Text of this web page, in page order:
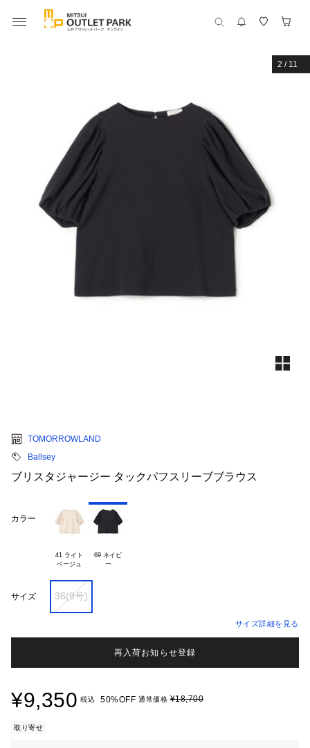
2 / 11
TOMORROWLAND
Ballsey
ブリスタジャージー タックパフスリーブブラウス
カラー
41 ライト
69 ネイビ
ー
サイズ 36(9号)
サイズ詳細を見る
再入荷お知らせ登録
¥9,350 税込 50%OFF 通常価格¥18,700
取り寄せ